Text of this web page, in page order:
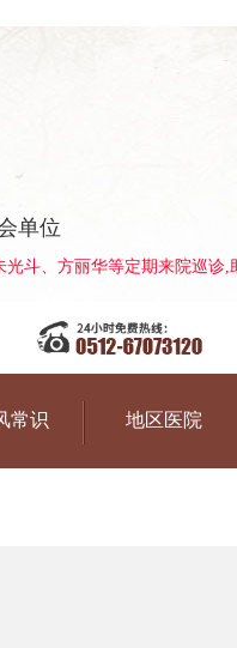
单位
斗、方丽华等定期来院巡诊,
常识 地区医院